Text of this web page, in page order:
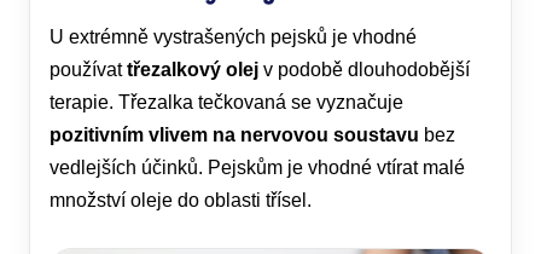
U extrémně vystrašených pejsků je vhodné
používattřezalkový olej v podobě dlouhodobější
terapie. Třezalka tečkovaná se vyznačuje
pozitivním vlivem na nervovou soustavu bez
vedlejších účinků. Pejskům je vhodné vtírat malé
množství oleje do oblasti třísel.